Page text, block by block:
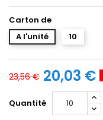
Carton de
A l'unité
10
23,56 € 20,03 €
Quantité